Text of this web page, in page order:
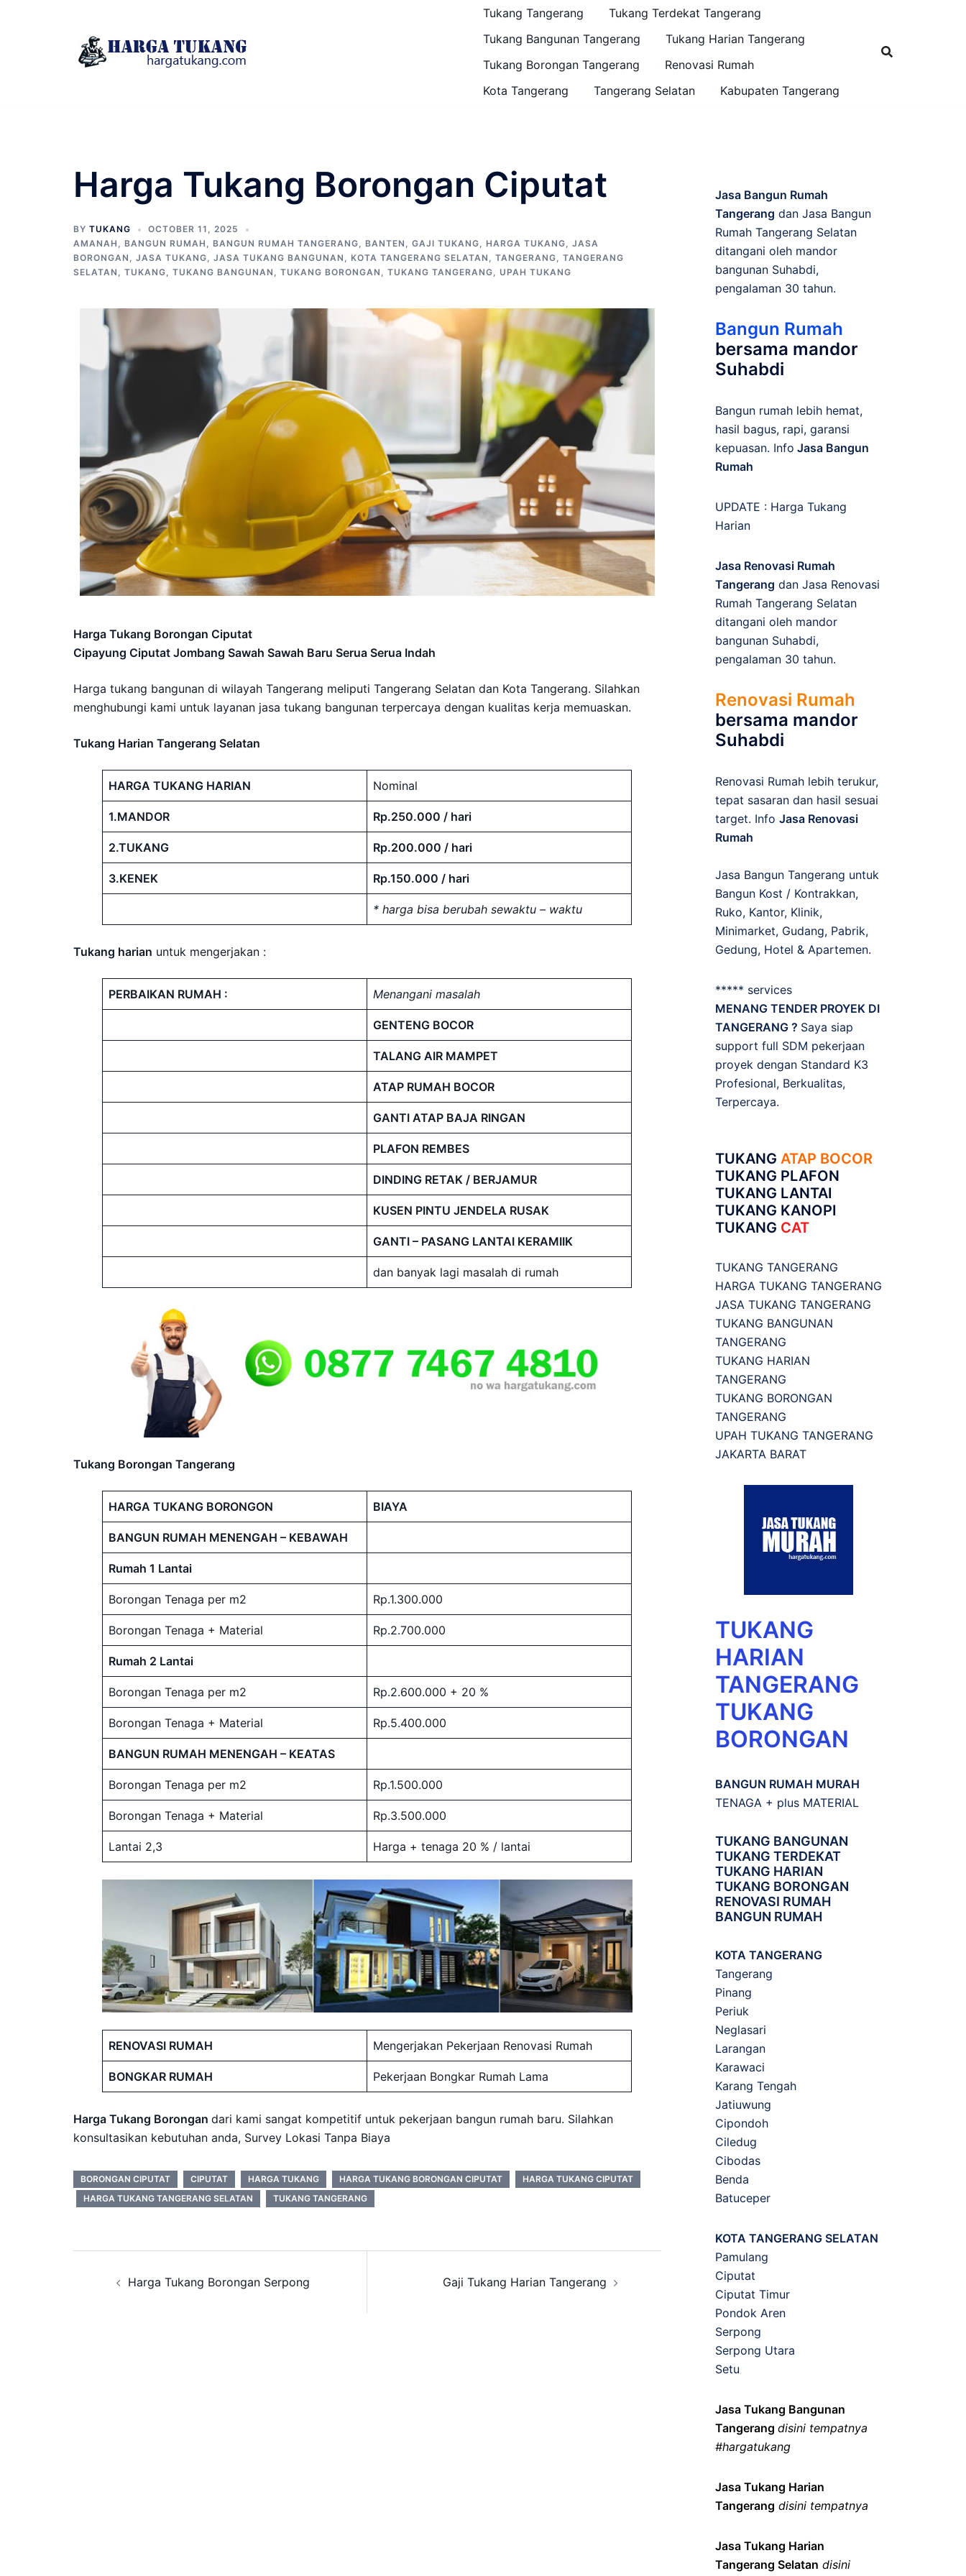
Tukang Tangerang
Tukang Terdekat Tangerang
Tukang Bangunan Tangerang
Tukang Harian Tangerang
Tukang Borongan Tangerang
Renovasi Rumah
Kota Tangerang
Tangerang Selatan Kabupaten Tangerang
Harga Tukang Borongan Ciputat
BY TUKANG
OCTOBER 11, 2025
AMANAH , BANGUN RUMAH , BANGUN RUMAH TANGERANG, BANTEN , GAJI TUKANG, HARGA TUKANG, JASA
BORONGAN , JASA TUKANG, JASA TUKANG BANGUNAN , KOTA TANGERANG SELATAN , TANGERANG, TANGERANG
SELATAN , TUKANG, TUKANG BANGUNAN , TUKANG BORONGAN , TUKANG TANGERANG, UPAH TUKANG
Harga Tukang Borongan Ciputat
Cipayung Ciputat Jombang Sawah Sawah Baru Serua Serua Indah
Harga tukang bangunan di wilayah Tangerang meliputi Tangerang Selatan dan Kota Tangerang. Silahkan
menghubungi kami untuk layanan jasa tukang bangunan terpercaya dengan kualitas kerja memuaskan.
Tukang Harian Tangerang Selatan
HARGA TUKANG HARIAN Nominal
1.MANDOR Rp.250.000 / hari
2.TUKANG Rp.200.000 / hari
3.KENEK Rp.150.000 / hari
* harga bisa berubah sewaktu – waktu
Tukang harian untuk mengerjakan :
PERBAIKAN RUMAH : Menangani masalah
GENTENG BOCOR
TALANG AIR MAMPET
ATAP RUMAH BOCOR
GANTI ATAP BAJA RINGAN
PLAFON REMBES
DINDING RETAK / BERJAMUR
KUSEN PINTU JENDELA RUSAK
GANTI – PASANG LANTAI KERAMIIK
dan banyak lagi masalah di rumah
Tukang Borongan Tangerang
HARGA TUKANG BORONGON BIAYA
BANGUN RUMAH MENENGAH – KEBAWAH
Rumah 1 Lantai
Borongan Tenaga per m2 Rp.1.300.000
Borongan Tenaga + Material Rp.2.700.000
Rumah 2 Lantai
Borongan Tenaga per m2 Rp.2.600.000 + 20 %
Borongan Tenaga + Material Rp.5.400.000
BANGUN RUMAH MENENGAH – KEATAS
Borongan Tenaga per m2 Rp.1.500.000
Borongan Tenaga + Material Rp.3.500.000
Lantai 2,3 Harga + tenaga 20 % / lantai
RENOVASI RUMAH Mengerjakan Pekerjaan Renovasi Rumah
BONGKAR RUMAH Pekerjaan Bongkar Rumah Lama
Harga Tukang Borongan dari kami sangat kompetitif untuk pekerjaan bangun rumah baru. Silahkan
konsultasikan kebutuhan anda, Survey Lokasi Tanpa Biaya
BORONGAN CIPUTAT CIPUTAT HARGA TUKANG HARGA TUKANG BORONGAN CIPUTAT
HARGA TUKANG CIPUTAT
HARGA TUKANG TANGERANG SELATAN
TUKANG TANGERANG
navigation
Harga Tukang Borongan Serpong Gaji Tukang Harian Tangerang
Jasa Bangun Rumah
Tangerang dan Jasa Bangun
Rumah Tangerang Selatan
ditangani oleh mandor
bangunan Suhabdi,
pengalaman 30 tahun.
Bangun Rumah
bersama mandor
Suhabdi
Bangun rumah lebih hemat,
hasil bagus, rapi, garansi
kepuasan. Info Jasa Bangun
Rumah
UPDATE : Harga Tukang
Harian
Jasa Renovasi Rumah
Tangerang dan Jasa Renovasi
Rumah Tangerang Selatan
ditangani oleh mandor
bangunan Suhabdi,
pengalaman 30 tahun.
Renovasi Rumah
bersama mandor
Suhabdi
Renovasi Rumah lebih terukur,
tepat sasaran dan hasil sesuai
target. Info Jasa Renovasi
Rumah
Jasa Bangun Tangerang untuk
Bangun Kost / Kontrakkan,
Ruko, Kantor, Klinik,
Minimarket, Gudang, Pabrik,
Gedung, Hotel & Apartemen.
***** services
MENANG TENDER PROYEK DI
TANGERANG ? Saya siap
support full SDM pekerjaan
proyek dengan Standard K3
Profesional, Berkualitas,
Terpercaya.
TUKANG ATAP BOCOR
TUKANG PLAFON
TUKANG LANTAI
TUKANG KANOPI
TUKANG CAT
TUKANG TANGERANG
HARGA TUKANG TANGERANG
JASA TUKANG TANGERANG
TUKANG BANGUNAN
TANGERANG
TUKANG HARIAN
TANGERANG
TUKANG BORONGAN
TANGERANG
UPAH TUKANG TANGERANG
JAKARTA BARAT
TUKANG
HARIAN
TANGERANG
TUKANG
BORONGAN
BANGUN RUMAH MURAH
TENAGA + plus MATERIAL
TUKANG BANGUNAN
TUKANG TERDEKAT
TUKANG HARIAN
TUKANG BORONGAN
RENOVASI RUMAH
BANGUN RUMAH
KOTA TANGERANG
Tangerang
Pinang
Periuk
Neglasari
Larangan
Karawaci
Karang Tengah
Jatiuwung
Cipondoh
Ciledug
Cibodas
Benda
Batuceper
KOTA TANGERANG SELATAN
Pamulang
Ciputat
Ciputat Timur
Pondok Aren
Serpong
Serpong Utara
Setu
Jasa Tukang Bangunan
Tangerang disini tempatnya
#hargatukang
Jasa Tukang Harian
Tangerang disini tempatnya
Jasa Tukang Harian
Tangerang Selatan disini